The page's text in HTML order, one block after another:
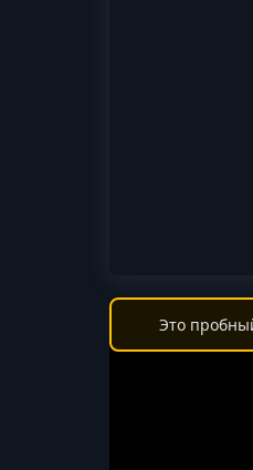
Это